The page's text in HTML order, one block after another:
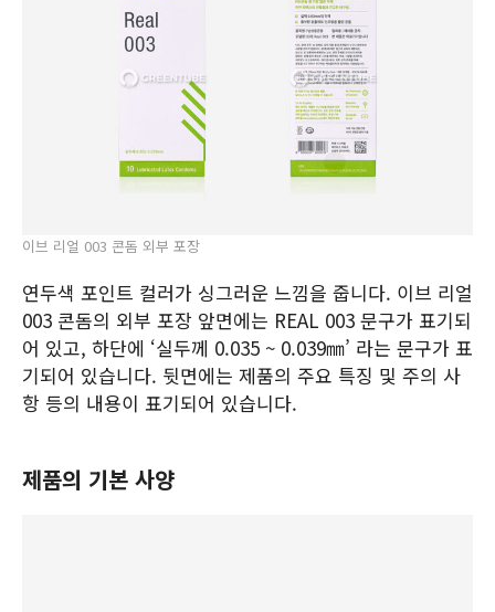
이브 리얼 003 콘돔 외부 포장
연두색 포인트 컬러가 싱그러운 느낌을 줍니다. 이브 리얼
003 콘돔의 외부 포장 앞면에는 REAL 003 문구가 표기되
어 있고, 하단에 ‘실두께 0.035 ~ 0.039㎜’ 라는 문구가 표
기되어 있습니다. 뒷면에는 제품의 주요 특징 및 주의 사
항 등의 내용이 표기되어 있습니다.
제품의 기본 사양